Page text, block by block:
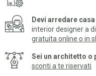
Devi arredare
interior designer a
gratuita online o in
Sei un architetto o
sconti a te riservati